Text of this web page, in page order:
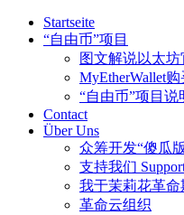
Startseite
“自由币”项目
图文解说以太
MyEtherWallet
“自由币”项目说
Contact
Über Uns
众筹开发“傻瓜
支持我们
我于茉莉花革
革命云组织